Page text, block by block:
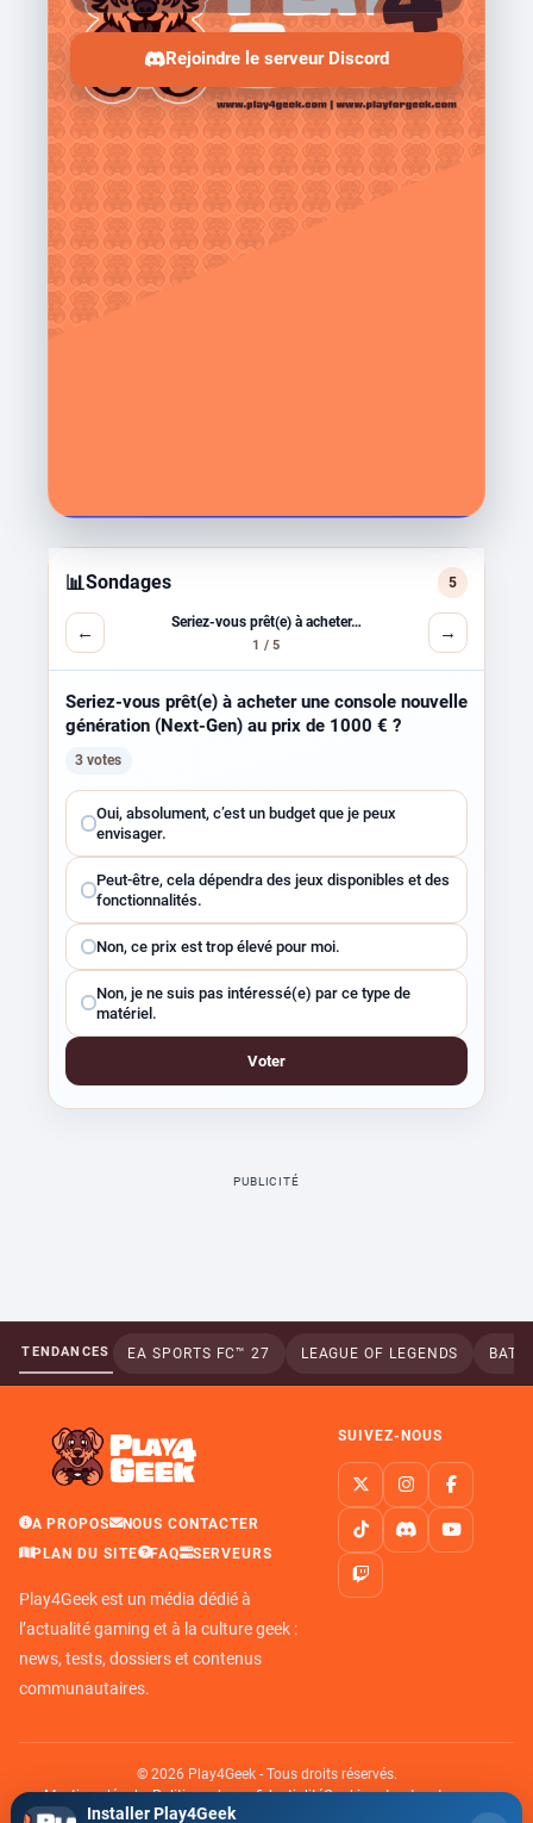
Rejoindre le serveur Discord
📊Sondages 5
←
Seriez-vous prêt(e) à acheter…
1 / 5
→
Seriez-vous prêt(e) à acheter une console nouvelle
génération (Next-Gen) au prix de 1000 € ?
3 votes
Choisissez
une
réponse
Oui, absolument, c’est un budget que je peux
envisager.
Peut-être, cela dépendra des jeux disponibles et des
fonctionnalités.
Non, ce prix est trop élevé pour moi.
Non, je ne suis pas intéressé(e) par ce type de
matériel.
Voter
PUBLICITÉ
TENDANCES EA SPORTS FC™ 27 LEAGUE OF LEGENDS
A PROPOS
NOUS CONTACTER
PLAN DU SITE
FAQ SERVEURS
Play4Geek est un média dédié à
l’actualité gaming et à la culture geek :
news, tests, dossiers et contenus
communautaires.
SUIVEZ-NOUS
© 2026 Play4Geek - Tous droits réservés.
Mentions légalesPolitique de confidentialitéCookies et autres traceurs
Installer Play4Geek